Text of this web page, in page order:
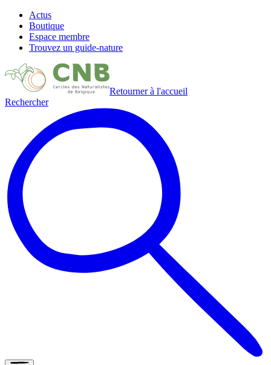
Actus
Boutique
Espace membre
Trouvez un guide-nature
Retourner à l'accueil
Rechercher